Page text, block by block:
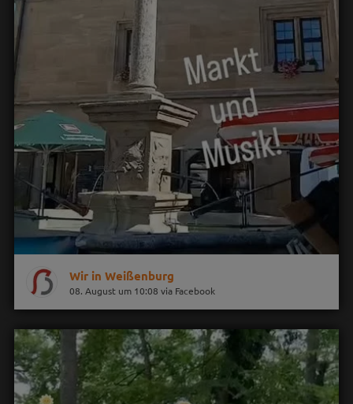
Wir in Weißenburg
08. August um 10:08 via Facebook